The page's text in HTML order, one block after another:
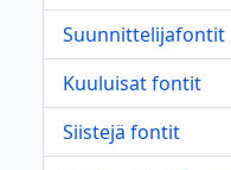
Suunnittelijafontit
Kuuluisat fontit
Siistejä fontit